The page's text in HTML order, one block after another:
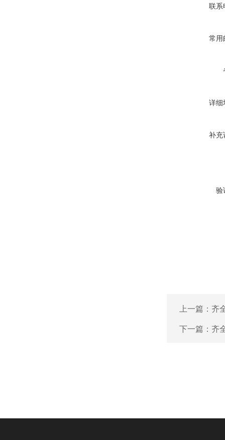
联系
常用
详细
补充
验
上一篇： 齐
下一篇： 齐